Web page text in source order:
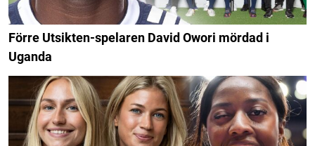
Förre Utsikten-spelaren David Owori mördad i
Uganda